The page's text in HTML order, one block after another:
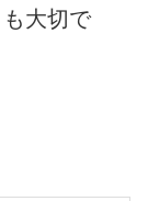
大切で